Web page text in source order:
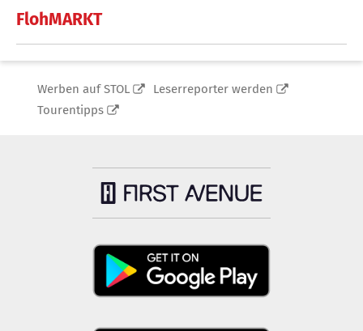
FlohMARKT
Werben auf STOL
Leserreporter werden
Tourentipps